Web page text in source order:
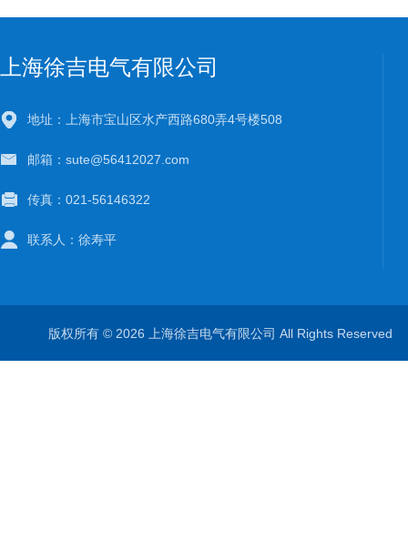
上海徐吉电气有限公司
地址：上海市宝山区水产西路680弄4号楼508
邮箱：sute@56412027.com
传真：021-56146322
联系人：徐寿平
版权所有 © 2026 上海徐吉电气有限公司 All Rights